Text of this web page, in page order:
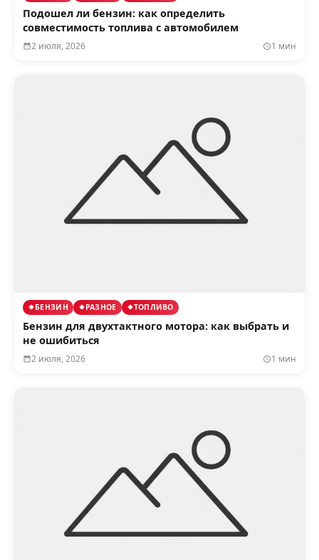
Подошел ли бензин: как определить
совместимость топлива с автомобилем
2 июля, 2026 1 мин
БЕНЗИН РАЗНОЕ ТОПЛИВО
Бензин для двухтактного мотора: как выбрать и
не ошибиться
2 июля, 2026 1 мин